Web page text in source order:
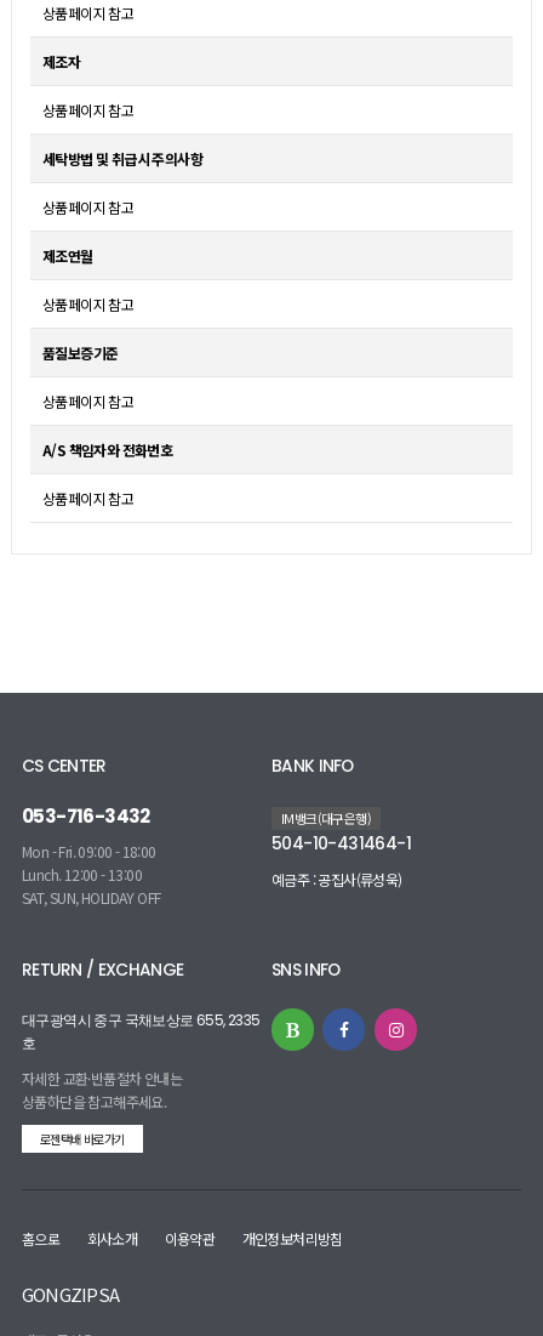
상품페이지 참고
제조자
상품페이지 참고
세탁방법 및 취급시 주의사항
상품페이지 참고
제조연월
상품페이지 참고
품질보증기준
상품페이지 참고
A/S 책임자와 전화번호
상품페이지 참고
CS CENTER
053-716-3432
Mon - Fri. 09:00 - 18:00
Lunch. 12:00 - 13:00
SAT, SUN, HOLIDAY OFF
BANK INFO
IM뱅크(대구은행)
504-10-431464-1
예금주 : 공집사(류성욱)
RETURN / EXCHANGE
대구광역시 중구 국채보상로 655, 2335
호
자세한 교환·반품절차 안내는
상품하단을 참고해주세요.
로젠택배 바로가기
SNS INFO
홈으로 회사소개 이용약관 개인정보처리방침
GONGZIPSA